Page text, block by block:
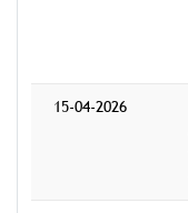
15-04-2026